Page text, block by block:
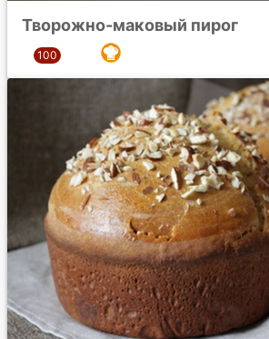
Творожно-маковый пирог